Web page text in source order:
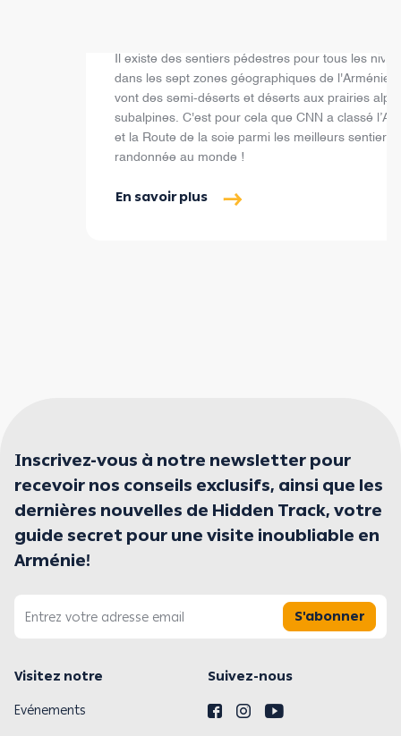
Il existe des sentiers pédestres pour tous les
dans les sept zones géographiques de l'Arménie,
vont des semi-déserts et déserts aux prairies
subalpines. C'est pour cela que CNN a classé
et la Route de la soie parmi les meilleurs sentiers
randonnée au monde !
En savoir plus
Inscrivez-vous à notre newsletter pour
recevoir nos conseils exclusifs, ainsi que les
dernières nouvelles de Hidden Track, votre
guide secret pour une visite inoubliable en
Arménie!
S'abonner
Visitez notre Suivez-nous
Evénements